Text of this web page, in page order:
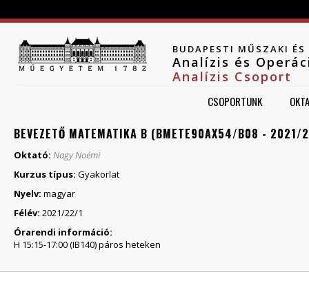
BUDAPESTI MŰSZAKI
Analízis és
Analízis Csoport
CSOPORTUNK
BEVEZETŐ MATEMATIKA B (BMETE90AX54/B08 - 2021/
Oktató: Nagy Noémi
Kurzus típus: Gyakorlat
Nyelv: magyar
Félév: 2021/22/1
Órarendi információ:
H 15:15-17:00 (IB140) páros heteken